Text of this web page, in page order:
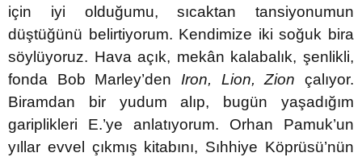
için iyi olduğumu, sıcaktan tansiyonumun
düştüğünü belirtiyorum. Kendimize iki soğuk bira
söylüyoruz. Hava açık, mekân kalabalık, şenlikli,
fonda Bob Marley’den Iron, Lion, Zion çalıyor.
Biramdan bir yudum alıp, bugün yaşadığım
gariplikleri E.’ye anlatıyorum. Orhan Pamuk’un
yıllar evvel çıkmış kitabını, Sıhhiye Köprüsü’nün